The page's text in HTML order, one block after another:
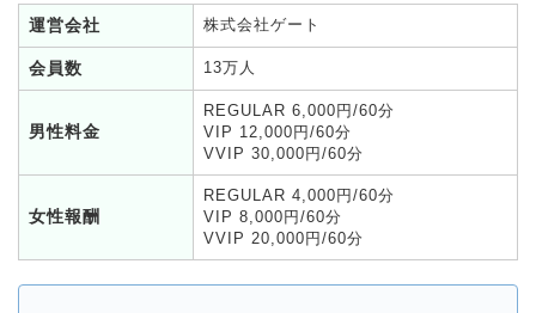
運営会社 株式会社ゲート
会員数 13万人
男性料金
REGULAR 6,000円/60分
VIP 12,000円/60分
VVIP 30,000円/60分
女性報酬
REGULAR 4,000円/60分
VIP 8,000円/60分
VVIP 20,000円/60分